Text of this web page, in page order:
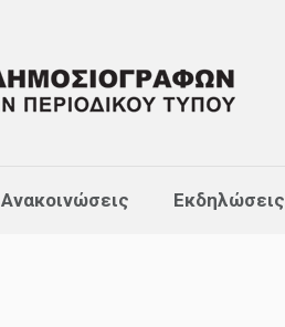
Ανακοινώσεις Εκδηλώσεις